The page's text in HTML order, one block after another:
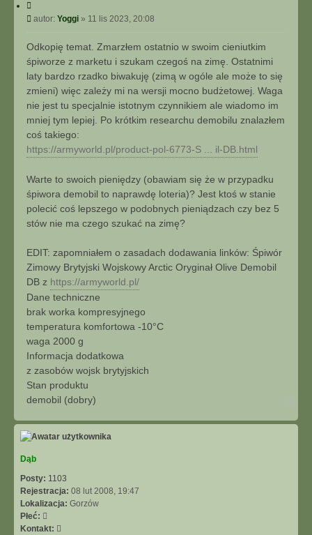
y
j
P
o
s
autor: Yoggi » 11 lis 2023, 20:08
Odkopię temat. Zmarzłem ostatnio w swoim cieniutkim
śpiworze z marketu i szukam czegoś na zimę. Ostatnimi
laty bardzo rzadko biwakuję (zimą w ogóle ale może to się
zmieni) więc zależy mi na wersji mocno budżetowej. Waga
nie jest tu specjalnie istotnym czynnikiem ale wiadomo im
mniej tym lepiej. Po krótkim researchu demobilu znalazłem
coś takiego:
https://armyworld.pl/product-pol-6773-S ... il-DB.html
Warte to swoich pieniędzy (obawiam się że w przypadku
śpiwora demobil to naprawdę loteria)? Jest ktoś w stanie
polecić coś lepszego w podobnych pieniądzach czy bez 5
stów nie ma czego szukać na zimę?
EDIT: zapomniałem o zasadach dodawania linków: Śpiwór
Zimowy Brytyjski Wojskowy Arctic Oryginał Olive Demobil
DB z https://armyworld.pl/
Dane techniczne
brak worka kompresyjnego
temperatura komfortowa -10°C
waga 2000 g
Informacja dodatkowa
z zasobów wojsk brytyjskich
Stan produktu
demobil (dobry)
g
Dąb
Posty: 1103
Rejestracja: 08 lut 2008, 19:47
Lokalizacja: Gorzów
Płeć:
Kontakt: